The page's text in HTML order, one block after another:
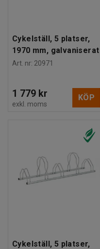
Cykelställ, 5 platser,
1970 mm, galvaniserat
Art. nr: 20971
1 779 kr
exkl. moms
KÖP
Cykelställ, 5 platser,